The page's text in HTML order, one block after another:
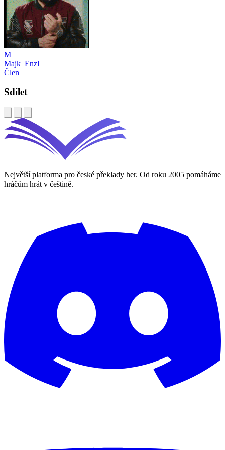
M
Majk_Enzl
Člen
Sdílet
Největší platforma pro české překlady her. Od roku 2005 pomáháme
hráčům hrát v češtině.